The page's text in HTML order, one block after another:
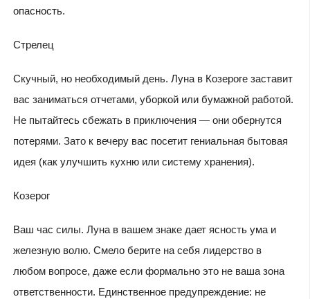
опасность.
Стрелец
Скучный, но необходимый день. Луна в Козероге заставит
вас заниматься отчетами, уборкой или бумажной работой.
Не пытайтесь сбежать в приключения — они обернутся
потерями. Зато к вечеру вас посетит гениальная бытовая
идея (как улучшить кухню или систему хранения).
Козерог
Ваш час силы. Луна в вашем знаке дает ясность ума и
железную волю. Смело берите на себя лидерство в
любом вопросе, даже если формально это не ваша зона
ответственности. Единственное предупреждение: не